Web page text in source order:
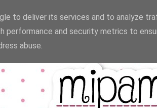
to deliver its services and to analyze
performance and security metrics to
abuse.